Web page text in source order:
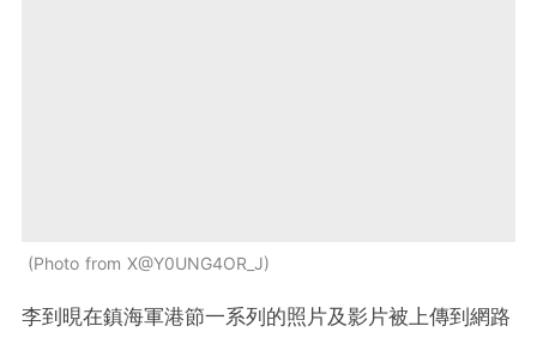
Photo from X@Y0UNG4OR_J
李到晛在鎮海軍港節一系列的照片及影片被上傳到網路